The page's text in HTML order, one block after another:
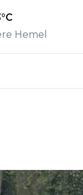
°C
Hemel